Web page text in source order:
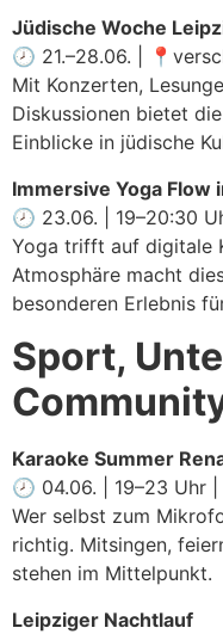
Jüdische Woche
🕗 21.–28.06. |
Mit Konzerten,
Diskussionen bietet
Einblicke in jüdische
Immersive Yoga
🕗 23.06. | 19–20:30
Yoga trifft auf digitale
Atmosphäre macht
besonderen Erlebnis
Sport,
Karaoke Summer
🕗 04.06. | 19–23 Uhr
Wer selbst zum
richtig. Mitsingen,
stehen im Mittelpunkt.
Leipziger Nachtlauf